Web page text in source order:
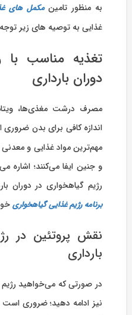
به منظور تامینمکمل های
غذایی به توصیه های زیر
تغذیه مناسب با
دوران بارداری
مصرف درشت مغذی‌ها،
اندازه کافی برای بدن
مهم‌ترین مواد غذایی و
و جنین ایفا می‌کنند؛ اشاره
رژیم گیاهخواری در دوران
برنامه رژیم غذایی گیاهخواری
نقش پروتئین در
بارداری
در صورتی که می‌خواهید رژیم
نیز ادامه دهید؛ ضروری است